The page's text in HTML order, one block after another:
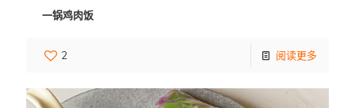
一锅鸡肉饭
2 阅读更多